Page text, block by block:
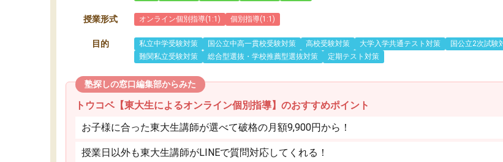
授業形式 オンライン個別指導(1:1) 個別指導(1:1)
目的 私立中学受験対策 国公立中高一貫校受験対策 高校受験対策 大学入学共通テスト対策
国公立2次試験
難関私立受験対策
総合型選抜・学校推薦型選抜対策 定期テスト対策
塾探しの窓口編集部からみた
トウコベ【東大生によるオンライン個別指導】のおすすめポイント
お子様に合った東大生講師が選べて破格の月額9,900円から！
授業日以外も東大生講師がLINEで質問対応してくれる！